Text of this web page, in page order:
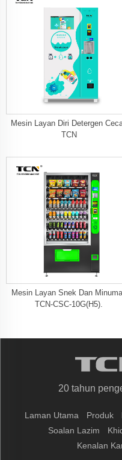
Mesin Layan Diri Detergen
TCN
Mesin Layan Snek Dan
TCN-CSC-10G(H5).
20 tahun
Laman Utama Produk
Soalan Lazim
Kenalan